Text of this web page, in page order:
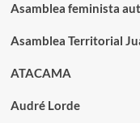
Asamblea feminista
Asamblea Territorial
ATACAMA
Audré Lorde